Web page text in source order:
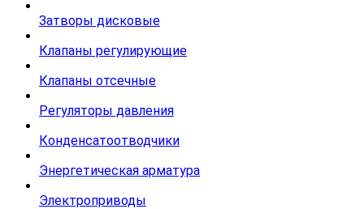
Затворы дисковые
Клапаны регулирующие
Клапаны отсечные
Регуляторы давления
Конденсатоотводчики
Энергетическая арматура
Электроприводы